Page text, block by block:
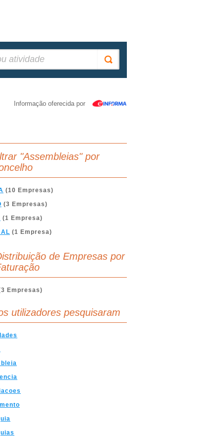
Informação oferecida por
"Assembleias" por
(10 Empresas)
(3 Empresas)
(1 Empresa)
(1 Empresa)
de Empresas por
Empresas)
utilizadores pesquisaram